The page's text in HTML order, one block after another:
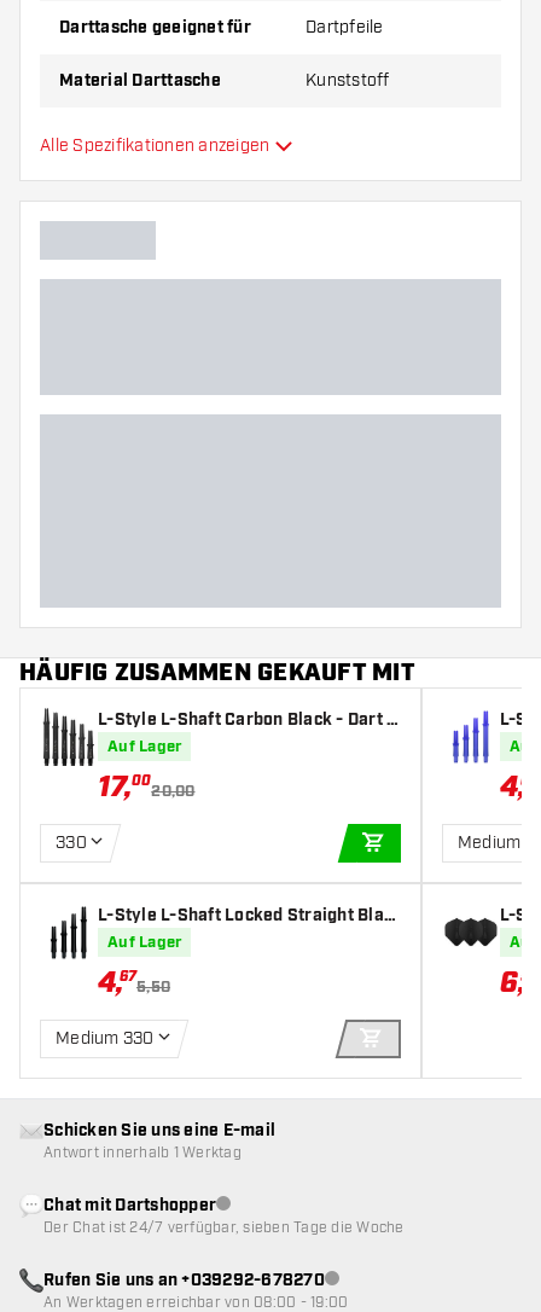
Darttasche geeignet für Dartpfeile
Material Darttasche Kunststoff
Kapazität Darttasche
Hauptfarbe
Alle Spezifikationen anzeigen
HÄUFIG ZUSAMMEN GEKAUFT MIT
L-Style L-Shaft Carbon Black - Dart S
hafts
Auf Lager
17,00
20,00
330
IN DEN
L-Style L-Shaft Locked Straight Blac
k - Dart Shafts
Auf Lager
4,67
5,50
Medium 330
IN DEN
L-
-
Auf
4,67
Medium
L-
Auf
6,59
Schicken Sie uns eine E-mail
Antwort innerhalb 1 Werktag
Chat mit DartshopperKundenservice nicht verfügbar
Der Chat ist 24/7 verfügbar, sieben Tage die Woche
Rufen Sie uns an +039292-678270Kundenservice nicht
An Werktagen erreichbar von 08:00 - 19:00